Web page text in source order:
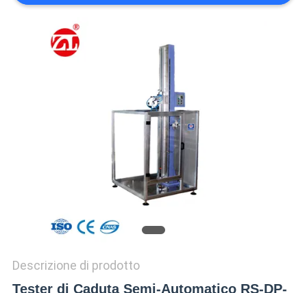
SITEMAP
Descrizione di prodotto
Tester di Caduta Semi-Automatico RS-DP-